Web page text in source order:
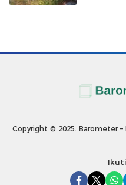
Copyright © 2025. Barometer